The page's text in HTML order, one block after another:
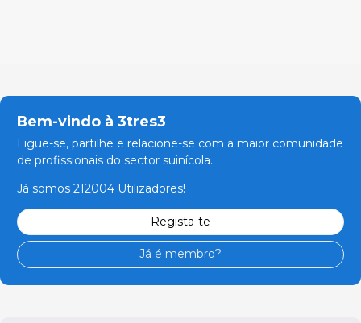
Bem-vindo à 3tres3
Ligue-se, partilhe e relacione-se com a maior comunidade
de profissionais do sector suinícola.
Já somos 212004 Utilizadores!
Regista-te
Já é membro?